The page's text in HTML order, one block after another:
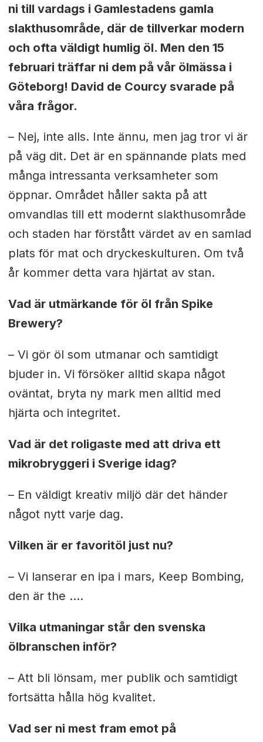
ni till vardags i Gamlestadens gamla
slakthusområde, där de tillverkar modern
och ofta väldigt humlig öl. Men den 15
februari träffar ni dem på vår ölmässa i
Göteborg! David de Courcy svarade på
våra frågor.
– Nej, inte alls. Inte ännu, men jag tror vi är
på väg dit. Det är en spännande plats med
många intressanta verksamheter som
öppnar. Området håller sakta på att
omvandlas till ett modernt slakthusområde
och staden har förstått värdet av en samlad
plats för mat och dryckeskulturen. Om två
år kommer detta vara hjärtat av stan.
Vad är utmärkande för öl från Spike
Brewery?
– Vi gör öl som utmanar och samtidigt
bjuder in. Vi försöker alltid skapa något
oväntat, bryta ny mark men alltid med
hjärta och integritet.
Vad är det roligaste med att driva ett
mikrobryggeri i Sverige idag?
– En väldigt kreativ miljö där det händer
något nytt varje dag.
Vilken är er favoritöl just nu?
– Vi lanserar en ipa i mars, Keep Bombing,
den är the ….
Vilka utmaningar står den svenska
ölbranschen inför?
– Att bli lönsam, mer publik och samtidigt
fortsätta hålla hög kvalitet.
Vad ser ni mest fram emot på